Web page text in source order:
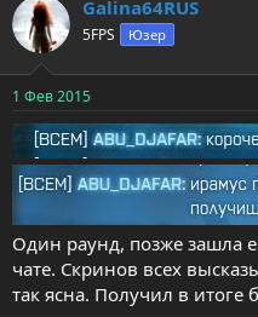
Galina64RUS
5FPS Юзер
1 Фев 2015
Один раунд, позже зашла
чате. Скринов всех
так ясна. Получил в итоге